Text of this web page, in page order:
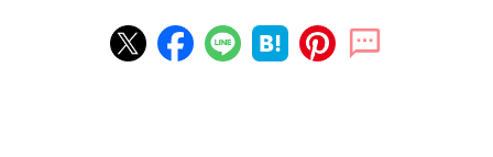
菜を添えるだけなのに見栄えもGOOD！